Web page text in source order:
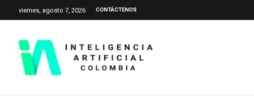
viernes, agosto 7, 2026 CONTÁCTENOS